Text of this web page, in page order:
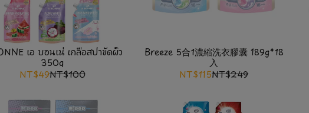
เอ บอนเน่ เกลือสปาขัดผิว
350g
NT$49NT$100
Breeze 5合1濃縮洗衣膠囊 189g*18
入
NT$115NT$249